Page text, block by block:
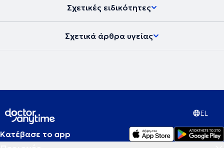
Σχετικές ειδικότητες
Σχετικά άρθρα υγείας
EL
Κατέβασε το app